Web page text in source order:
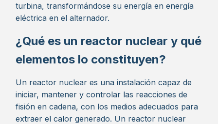
turbina, transformándose su energía en energía
eléctrica en el alternador.
¿Qué es un reactor nuclear y qué
elementos lo constituyen?
Un reactor nuclear es una instalación capaz de
iniciar, mantener y controlar las reacciones de
fisión en cadena, con los medios adecuados para
extraer el calor generado. Un reactor nuclear